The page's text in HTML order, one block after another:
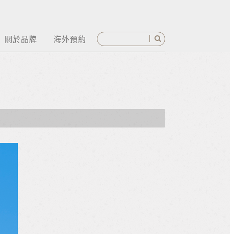
關於品牌 海外預約